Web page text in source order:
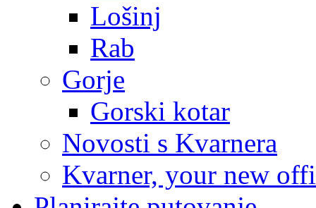
Lošinj
Rab
Gorje
Gorski kotar
Novosti s Kvarnera
Kvarner, your new